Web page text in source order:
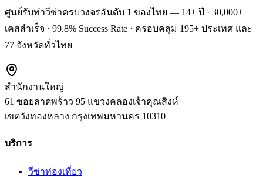
ศูนย์รับทำวีซ่าครบวงจรอันดับ 1 ของไทย — 14+ ปี · 30,000+
เคสสำเร็จ · 99.8% Success Rate · ครอบคลุม 195+ ประเทศ และ
77 จังหวัดทั่วไทย
สำนักงานใหญ่
61 ซอยลาดพร้าว 95 แขวงคลองเจ้าคุณสิงห์
เขตวังทองหลาง กรุงเทพมหานคร 10310
บริการ
วีซ่าท่องเที่ยว